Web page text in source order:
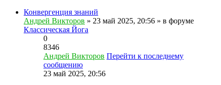
Конвергенция знаний
Андрей Викторов » 23 май 2025, 20:56 » в форуме
Классическая Йога
0
8346
Андрей Викторов Перейти к последнему
сообщению
23 май 2025, 20:56